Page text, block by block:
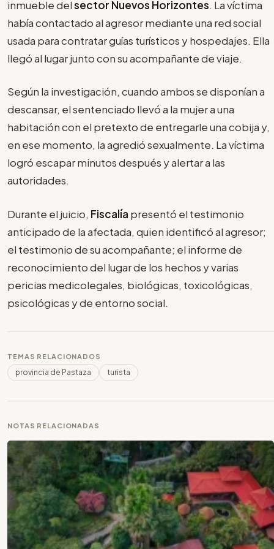
inmueble delsector Nuevos Horizontes. La víctima
había contactado al agresor mediante una red social
usada para contratar guías turísticos y hospedajes. Ella
llegó al lugar junto con su acompañante de viaje.
Según la investigación, cuando ambos se disponían a
descansar, el sentenciado llevó a la mujer a una
habitación con el pretexto de entregarle una cobija y,
en ese momento, la agredió sexualmente. La víctima
logró escapar minutos después y alertar a las
autoridades.
Durante el juicio, Fiscalía presentó el testimonio
anticipado de la afectada, quien identificó al agresor;
el testimonio de su acompañante; el informe de
reconocimiento del lugar de los hechos y varias
pericias medicolegales, biológicas, toxicológicas,
psicológicas y de entorno social.
TEMAS RELACIONADOS
provincia de Pastaza turista
NOTAS RELACIONADAS